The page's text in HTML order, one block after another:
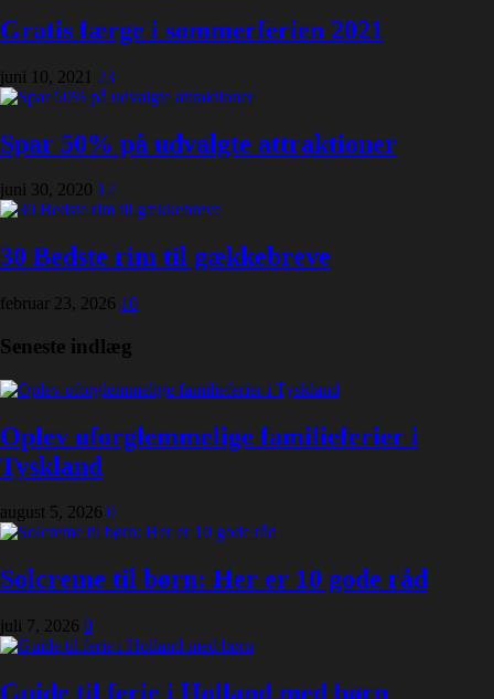
Gratis færge i sommerferien 2021
juni 10, 2021 23
Spar 50% på udvalgte attraktioner
juni 30, 2020 12
30 Bedste rim til gækkebreve
februar 23, 2026 10
Seneste indlæg
Oplev uforglemmelige familieferier i
Tyskland
august 5, 2026 0
Solcreme til børn: Her er 10 gode råd
juli 7, 2026 0
Guide til ferie i Holland med børn